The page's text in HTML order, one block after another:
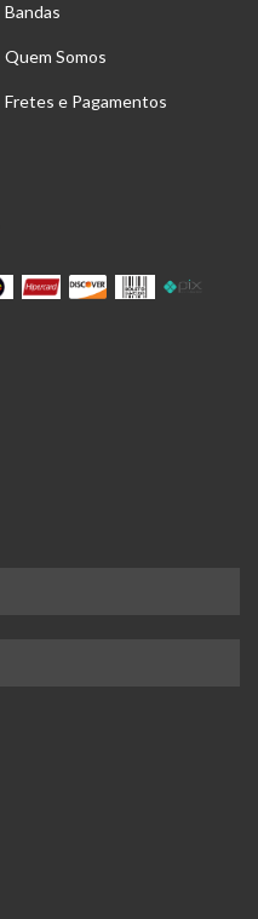
Bandas
Quem Somos
Fretes e Pagamentos